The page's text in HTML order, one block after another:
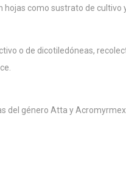
como sustrato de cultivo
o de dicotiledóneas,
del género Atta y Acromyrmex.